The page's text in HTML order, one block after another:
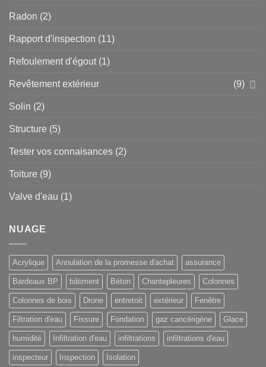
Radon (2)
Rapport d'inspection (11)
Refoulement d'égout (1)
Revêtement extérieur (9)
Solin (2)
Structure (5)
Tester vos connaisances (2)
Toiture (9)
Valve d'eau (1)
NUAGE
Acrylique Annulation de la promesse d'achat assurance
Bardeaux BP bâtiment Béton Chantepleures Colonnes
Colonnes de bois Drone entretoit extérieur Fenêtre
Filtration d'eau Fissure Fondation gaz cancérigène Glace
humidité Infiltration d'eau infiltrations infiltrations d'eau
inspecteur Inspection Isolation